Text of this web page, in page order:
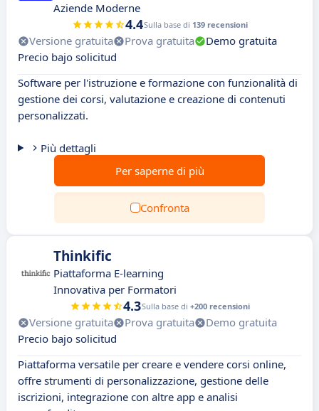
Aziende Moderne
4.4Sulla base di 139 recensioni
Versione gratuita Prova gratuita
Demo gratuita
Precio bajo solicitud
Software per l'istruzione e formazione con funzionalità di
gestione dei corsi, valutazione e creazione di contenuti
personalizzati.
Più dettagli
Per saperne di più
Confronta
Thinkific
Piattaforma E-learning
Innovativa per Formatori
4.3Sulla base di +200 recensioni
Versione gratuita Prova gratuita
Demo gratuita
Precio bajo solicitud
Piattaforma versatile per creare e vendere corsi online,
offre strumenti di personalizzazione, gestione delle
iscrizioni, integrazione con altre app e analisi